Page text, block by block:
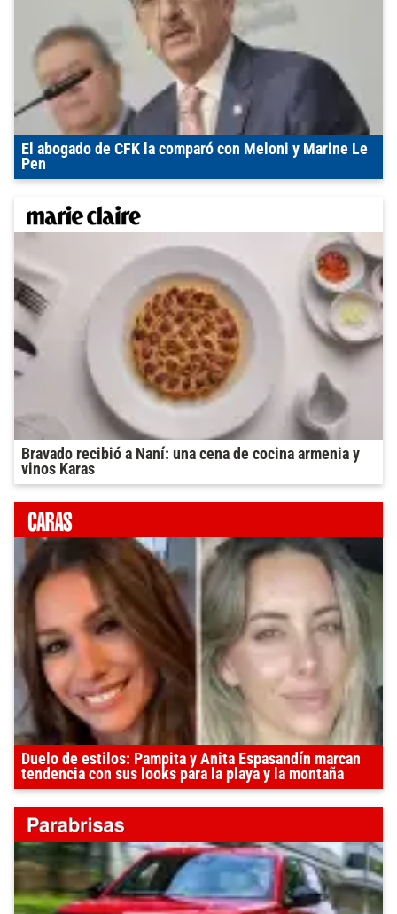
El abogado de CFK la comparó con Meloni y Marine Le
Pen
Bravado recibió a Naní: una cena de cocina armenia y
vinos Karas
Duelo de estilos: Pampita y Anita Espasandín marcan
tendencia con sus looks para la playa y la montaña